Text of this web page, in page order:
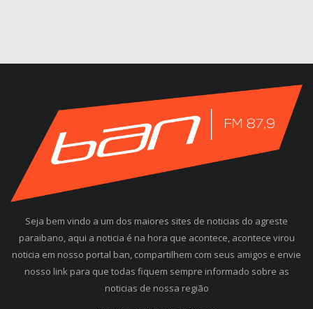
Seja bem vindo a um dos maiores sites de noticias do agreste
paraibano, aqui a noticia é na hora que acontece, acontece virou
noticia em nosso portal ban, compartilhem com seus amigos e envie
nosso link para que todas fiquem sempre informado sobre as
noticias de nossa região